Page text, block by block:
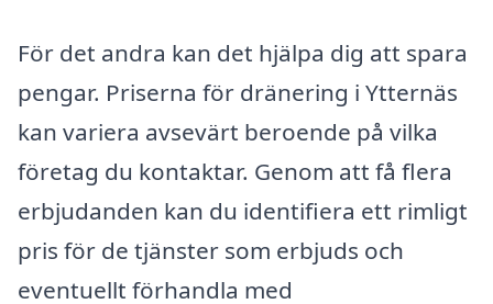
För det andra kan det hjälpa dig att spara
pengar. Priserna för dränering i Ytternäs
kan variera avsevärt beroende på vilka
företag du kontaktar. Genom att få flera
erbjudanden kan du identifiera ett rimligt
pris för de tjänster som erbjuds och
eventuellt förhandla med